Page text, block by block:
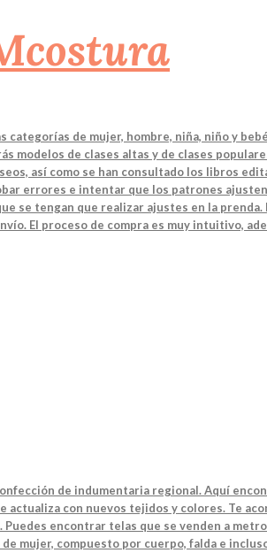
de mujer, hombre, niña, niño y
modelos de clases altas y de clases
así como se han consultado los libros
errores e intentar que los patrones
se tengan que realizar ajustes en la
El proceso de compra es muy intuitivo,
de indumentaria regional. Aquí
con nuevos tejidos y colores. Te
encontrar telas que se venden a
mujer, compuesto por cuerpo, falda e